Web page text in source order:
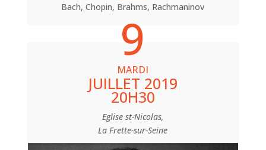
Bach, Chopin, Brahms, Rachmaninov
9
MARDI
JUILLET 2019
20H30
Eglise st-Nicolas,
La Frette-sur-Seine